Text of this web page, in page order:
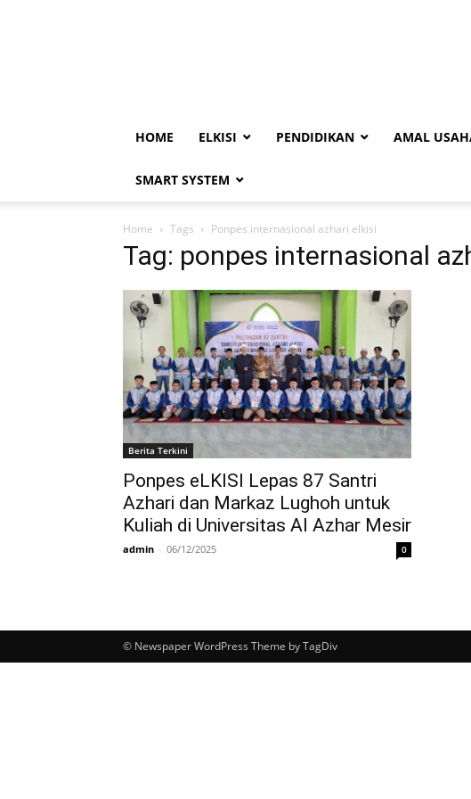
HOME ELKISI PENDIDIKAN AMAL
SMART SYSTEM
Home Tags Ponpes internasional azhari elkisi
Tag: ponpes internasional
Berita Terkini
Ponpes eLKISI Lepas 87 Santri
Azhari dan Markaz Lughoh untuk
Kuliah di Universitas Al Azhar Mesir
admin - 06/12/2025 0
© Newspaper WordPress Theme by TagDiv